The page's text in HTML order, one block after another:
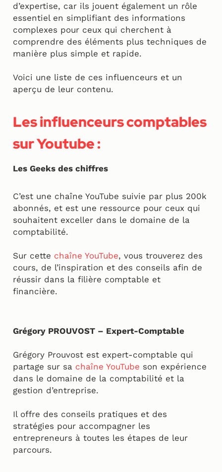
d’expertise, car ils jouent également un rôle
essentiel en simplifiant des informations
complexes pour ceux qui cherchent à
comprendre des éléments plus techniques de
manière plus simple et rapide.
Voici une liste de ces influenceurs et un
aperçu de leur contenu.
Les influenceurs comptables
sur Youtube :
Les Geeks des chiffres
C’est une chaîne YouTube suivie par plus 200k
abonnés, et est une ressource pour ceux qui
souhaitent exceller dans le domaine de la
comptabilité.
Sur cette chaîne YouTube, vous trouverez des
cours, de l’inspiration et des conseils afin de
réussir dans la filière comptable et
financière.
Grégory PROUVOST – Expert-Comptable
Grégory Prouvost est expert-comptable qui
partage sur sa chaîne YouTube son expérience
dans le domaine de la comptabilité et la
gestion d’entreprise.
Il offre des conseils pratiques et des
stratégies pour accompagner les
entrepreneurs à toutes les étapes de leur
parcours.